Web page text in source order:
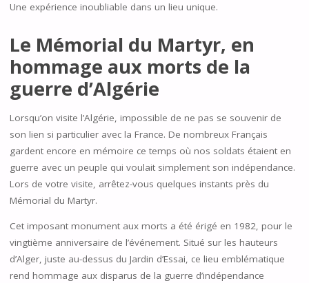
Une expérience inoubliable dans un lieu unique.
Le Mémorial du Martyr, en
hommage aux morts de la
guerre d’Algérie
Lorsqu’on visite l’Algérie, impossible de ne pas se souvenir de
son lien si particulier avec la France. De nombreux Français
gardent encore en mémoire ce temps où nos soldats étaient en
guerre avec un peuple qui voulait simplement son indépendance.
Lors de votre visite, arrêtez-vous quelques instants près du
Mémorial du Martyr.
Cet imposant monument aux morts a été érigé en 1982, pour le
vingtième anniversaire de l’événement. Situé sur les hauteurs
d’Alger, juste au-dessus du Jardin d’Essai, ce lieu emblématique
rend hommage aux disparus de la guerre d’indépendance